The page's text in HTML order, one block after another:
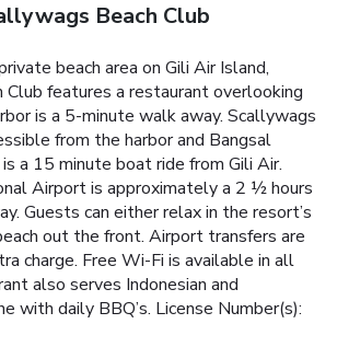
Beach Club
beach area on Gili Air Island,
Club features a restaurant overlooking
is a 5-minute walk away. Scallywags
from the harbor and Bangsal
a 15 minute boat ride from Gili Air.
Airport is approximately a 2 ½ hours
Guests can either relax in the resort’s
out the front. Airport transfers are
charge. Free Wi-Fi is available in all
also serves Indonesian and
with daily BBQ’s. License Number(s):